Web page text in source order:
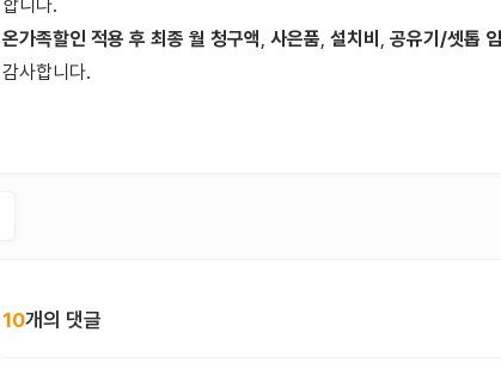
합니다.
온가족할인 적용 후 최종 월 청구액, 사은품, 설치비 , 공유기/셋톱
감사합니다.
10개의 댓글